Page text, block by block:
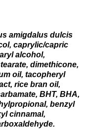
amigdalus dulcis
caprylic/capric
alcohol,
dimethicone,
oil, tacopheryl
rice bran oil,
BHT, BHA,
benzyl
cinnamal,